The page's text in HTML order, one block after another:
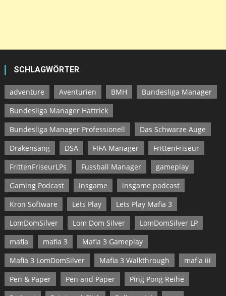
SCHLAGWÖRTER
adventure Aventurien BMH
Bundesliga Manager
Bundesliga Manager Hattrick
Bundesliga Manager Professionell
Das Schwarze Auge
Drakensang
DSA FIFA Manager
FrittenFriseur
FrittenFriseurLPs
Fussball Manager
gameplay
Gaming Podcast
Insgame
insgame podcast
Kron Software
Lets Play
Lets Play Mafia 3
LomDomSilver
Lom Dom Silver
LomDomSilver LP
mafia
mafia 3
Mafia 3 Gameplay
Mafia 3 LomDomSilver
Mafia 3 Walkthrough
mafia iii
Pen & Paper
Pen and Paper
Ping Pong Reihe